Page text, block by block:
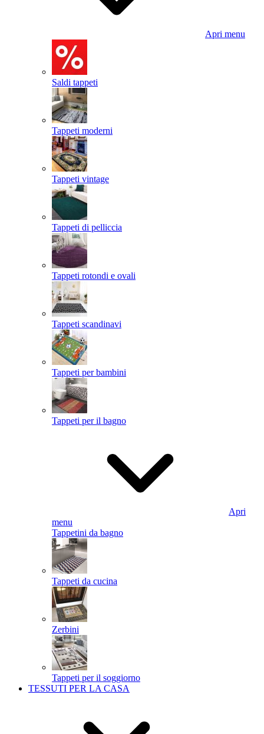
Apri menu
Saldi tappeti
Tappeti moderni
Tappeti vintage
Tappeti di pelliccia
Tappeti rotondi e ovali
Tappeti scandinavi
Tappeti per bambini
Tappeti per il bagno
Apri
menu
Tappetini da bagno
Tappeti da cucina
Zerbini
Tappeti per il soggiorno
TESSUTI PER LA CASA